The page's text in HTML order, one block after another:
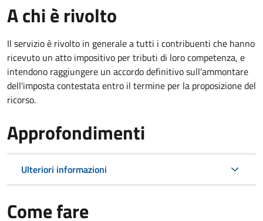
A chi è rivolto
Il servizioè rivolto in generale a tutti i contribuenti che hanno
ricevuto un atto impositivo per tributi di loro competenza, e
intendono raggiungere un accordo definitivo sull'ammontare
dell'imposta contestata entro il termine per la proposizione del
ricorso.
Approfondimenti
Ulteriori informazioni
Come fare